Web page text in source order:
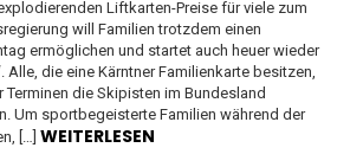
Liftkarten-Preise für viele zum
will Familien trotzdem einen
ermöglichen und startet auch heuer wieder
Alle, die eine Kärntner Familienkarte besitzen,
Terminen die Skipisten im Bundesland
Um sportbegeisterte Familien während der
[…] WEITERLESEN